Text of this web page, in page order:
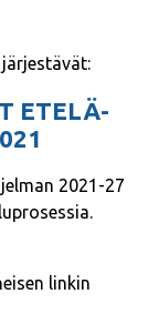
järjestävät:
ETELÄ-
2021-27
linkin